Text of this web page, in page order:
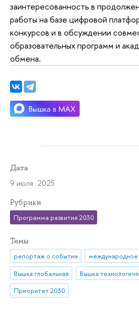
заинтересованность в
работы на базе цифровой
конкурсов и в обсуждении
образовательных программ и
обмена.
Дата
9 июля 2025
Рубрики
Программа развития 2030
Темы
репортаж о событии
Вышка глобальная
Вышка
Приоритет 2030